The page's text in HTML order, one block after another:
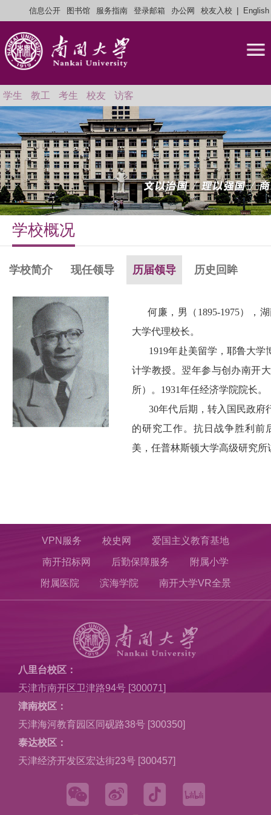
信息公开 图书馆 服务指南 登录邮箱 办公网 校友入校 | English
学生 教工 考生 校友 访客
学校概况
学校简介 现任领导 历届领导 历史回眸
何廉，男（1895-1975），
大学代理校长。
1919年赴美留学，耶鲁大学
计学教授。翌年参与创办南开
所）。1931年任经济学院院长。
30年代后期，转入国民政府
的研究工作。抗日战争胜利前
美，任普林斯顿大学高级研究
VPN服务 校史网 爱国主义教育基地
南开招标网 后勤保障服务 附属小学
附属医院 滨海学院 南开大学VR全景
八里台校区：
天津市南开区卫津路94号 [300071]
津南校区：
天津海河教育园区同砚路38号 [300350]
泰达校区：
天津经济开发区宏达街23号 [300457]